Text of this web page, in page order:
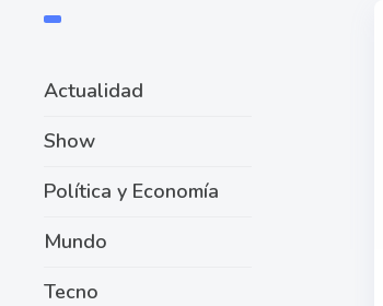
Actualidad
Show
Política y Economía
Mundo
Tecno